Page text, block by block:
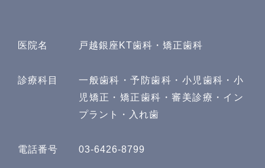
医院名 戸越銀座KT歯科・矯正歯科
診療科目
一般歯科・予防歯科・小児歯科・小
児矯正・矯正歯科・審美診療・イン
プラント・入れ歯
電話番号 03-6426-8799